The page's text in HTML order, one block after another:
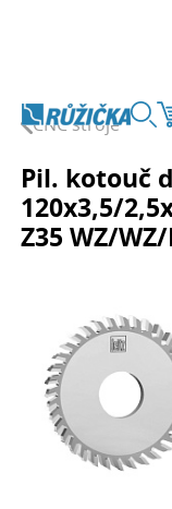
CNC stroje
Pil. kotouč
120x3,5/
Z35 WZ/WZ/